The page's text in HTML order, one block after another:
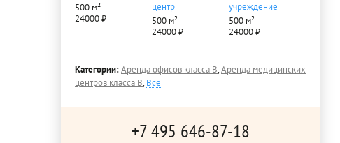
500 м²
24000 ₽
центр
500 м²
24000 ₽
учреждение
500 м²
24000 ₽
Категории:Аренда офисов класса B,Аренда медицинских
центров класса B,Все
+7 495 646-87-18